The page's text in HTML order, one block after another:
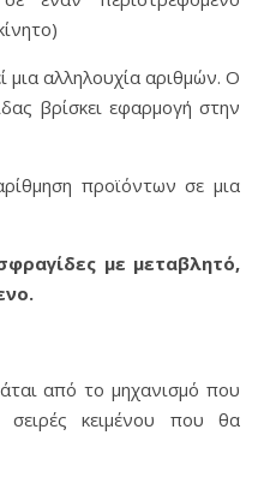
μια αλληλουχία αριθμών. Ο
βρίσκει εφαρμογή στην
προϊόντων σε μια
με μεταβλητό,
από το μηχανισμό που
σειρές κειμένου που θα